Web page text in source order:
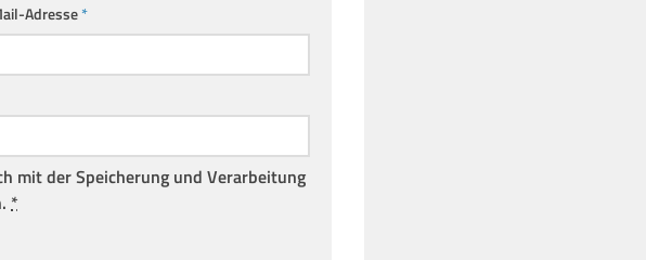
Adresse*
mit der Speicherung und Verarbeitung
*